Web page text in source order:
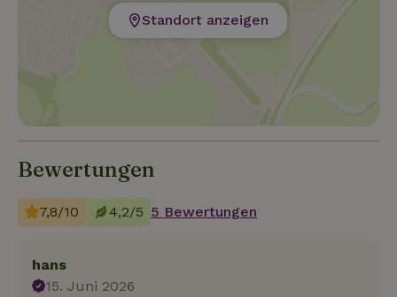
Standort anzeigen
Bewertungen
7,8/10 4,2/5 5 Bewertungen
hans
15. Juni 2026